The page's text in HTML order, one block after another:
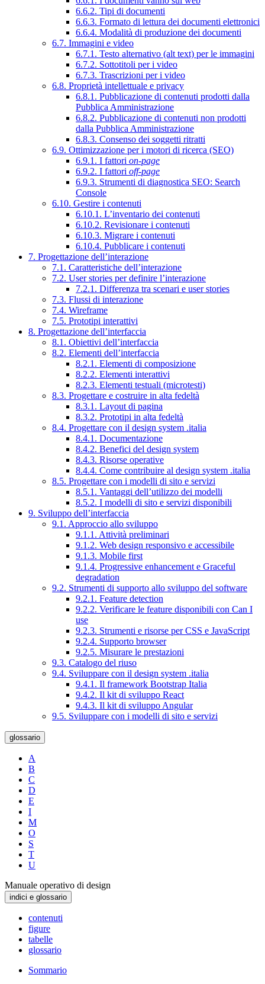
6.6.2. Tipi di documenti
6.6.3. Formato di lettura dei documenti elettronici
6.6.4. Modalità di produzione dei documenti
6.7. Immagini e video
6.7.1. Testo alternativo (alt text) per le immagini
6.7.2. Sottotitoli per i video
6.7.3. Trascrizioni per i video
6.8. Proprietà intellettuale e privacy
6.8.1. Pubblicazione di contenuti prodotti dalla
Pubblica Amministrazione
6.8.2. Pubblicazione di contenuti non prodotti
dalla Pubblica Amministrazione
6.8.3. Consenso dei soggetti ritratti
6.9. Ottimizzazione per i motori di ricerca (SEO)
6.9.1. I fattori on-page
6.9.2. I fattori off-page
6.9.3. Strumenti di diagnostica SEO: Search
Console
6.10. Gestire i contenuti
6.10.1. L’inventario dei contenuti
6.10.2. Revisionare i contenuti
6.10.3. Migrare i contenuti
6.10.4. Pubblicare i contenuti
7. Progettazione dell’interazione
7.1. Caratteristiche dell’interazione
7.2. User stories per definire l’interazione
7.2.1. Differenza tra scenari e user stories
7.3. Flussi di interazione
7.4. Wireframe
7.5. Prototipi interattivi
8. Progettazione dell’interfaccia
8.1. Obiettivi dell’interfaccia
8.2. Elementi dell’interfaccia
8.2.1. Elementi di composizione
8.2.2. Elementi interattivi
8.2.3. Elementi testuali (microtesti)
8.3. Progettare e costruire in alta fedeltà
8.3.1. Layout di pagina
8.3.2. Prototipi in alta fedeltà
8.4. Progettare con il design system .italia
8.4.1. Documentazione
8.4.2. Benefici del design system
8.4.3. Risorse operative
8.4.4. Come contribuire al design system .italia
8.5. Progettare con i modelli di sito e servizi
8.5.1. Vantaggi dell’utilizzo dei modelli
8.5.2. I modelli di sito e servizi disponibili
9. Sviluppo dell’interfaccia
9.1. Approccio allo sviluppo
9.1.1. Attività preliminari
9.1.2. Web design responsivo e accessibile
9.1.3. Mobile first
9.1.4. Progressive enhancement e Graceful
degradation
9.2. Strumenti di supporto allo sviluppo del software
9.2.1. Feature detection
9.2.2. Verificare le feature disponibili con Can I
use
9.2.3. Strumenti e risorse per CSS e JavaScript
9.2.4. Supporto browser
9.2.5. Misurare le prestazioni
9.3. Catalogo del riuso
9.4. Sviluppare con il design system .italia
9.4.1. Il framework Bootstrap Italia
9.4.2. Il kit di sviluppo React
9.4.3. Il kit di sviluppo Angular
9.5. Sviluppare con i modelli di sito e servizi
glossario
A
B
C
D
E
I
M
O
S
T
U
Manuale operativo di design
indici e glossario
contenuti
figure
tabelle
glossario
Sommario